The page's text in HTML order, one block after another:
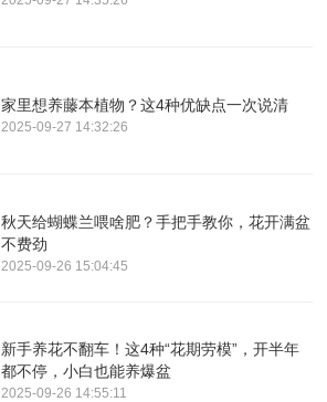
家里想养藤本植物？这4种优缺点一次说清
2025-09-27 14:32:26
秋天给蝴蝶兰喂啥肥？手把手教你，花开满盆
不费劲
2025-09-26 15:04:45
新手养花不翻车！这4种“花期劳模”，开半年
都不停，小白也能养爆盆
2025-09-26 14:55:11